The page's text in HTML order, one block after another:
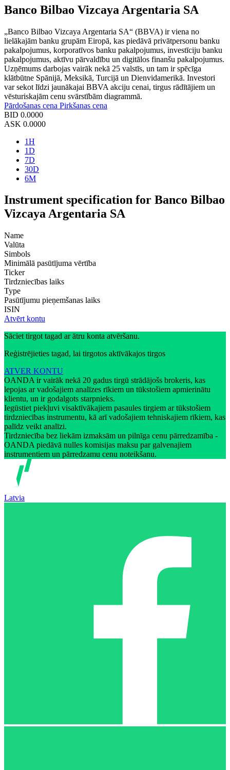
Banco Bilbao Vizcaya Argentaria SA
„Banco Bilbao Vizcaya Argentaria SA“ (BBVA) ir viena no
lielākajām banku grupām Eiropā, kas piedāvā privātpersonu banku
pakalpojumus, korporatīvos banku pakalpojumus, investīciju banku
pakalpojumus, aktīvu pārvaldību un digitālos finanšu pakalpojumus.
Uzņēmums darbojas vairāk nekā 25 valstīs, un tam ir spēcīga
klātbūtne Spānijā, Meksikā, Turcijā un Dienvidamerikā. Investori
var sekot līdzi jaunākajai BBVA akciju cenai, tirgus rādītājiem un
vēsturiskajām cenu svārstībām diagrammā.
Pārdošanas cena Pirkšanas cena
BID 0.0000
ASK 0.0000
1H
1D
7D
30D
6M
Instrument specification for Banco Bilbao
Vizcaya Argentaria SA
Name
Valūta
Simbols
Minimālā pasūtījuma vērtība
Ticker
Tirdzniecības laiks
Type
Pasūtījumu pieņemšanas laiks
ISIN
Atvērt kontu
Sāciet tirgot tagad ar ātru konta atvēršanu.
Reģistrējieties tagad, lai tirgotos aktīvākajos tirgos
ATVER KONTU
OANDA ir vairāk nekā 20 gadus tirgū strādājošs brokeris, kas
lepojas ar vadošajiem analīzes rīkiem un tūkstošiem apmierinātu
klientu, un ir godalgots starpnieks.
Iegūstiet piekļuvi visaktīvākajiem pasaules tirgiem ar tūkstošiem
tirdzniecības instrumentu, kā arī vadošajiem tehniskajiem rīkiem, kas
palīdz veikt analīzi.
Tirdzniecība bez liekām izmaksām un pilnīga cenu pārredzamība -
OANDA piedāvā nulles komisijas maksu par galvenajiem
instrumentiem un pārredzamu cenu noteikšanu.
Latvia